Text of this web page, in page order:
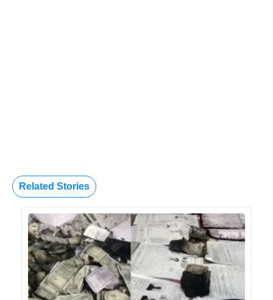
Related Stories